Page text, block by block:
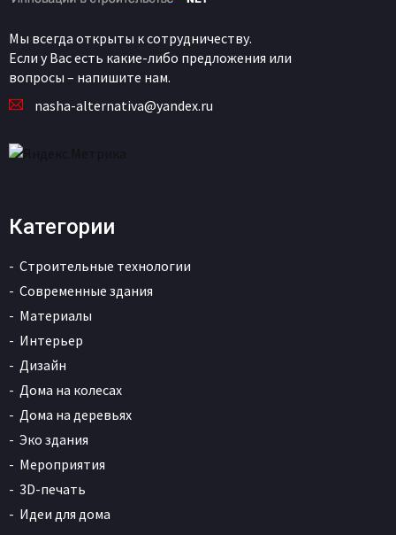
Мы всегда открыты к сотрудничеству.
Если у Вас есть какие-либо предложения или
вопросы – напишите нам.
nasha-alternativa@yandex.ru
Категории
Строительные технологии
Современные здания
Материалы
Интерьер
Дизайн
Дома на колесах
Дома на деревьях
Эко здания
Мероприятия
3D-печать
Идеи для дома